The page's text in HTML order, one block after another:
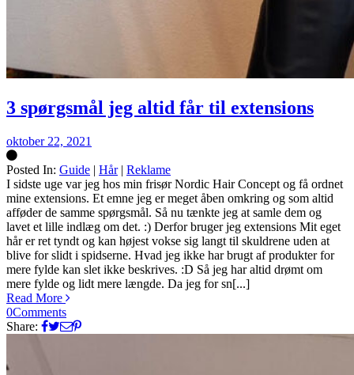
3 spørgsmål jeg altid får til extensions
oktober 22, 2021
Posted In: Guide | Hår| Reklame
Silke
I sidste uge var jeg hos min frisør Nordic Hair Concept og få ordnet
mine extensions. Et emne jeg er meget åben omkring og som altid
afføder de samme spørgsmål. Så nu tænkte jeg at samle dem og
lavet et lille indlæg om det. :) Derfor bruger jeg extensions Mit eget
hår er ret tyndt og kan højest vokse sig langt til skuldrene uden at
blive for slidt i spidserne. Hvad jeg ikke har brugt af produkter for
mere fylde kan slet ikke beskrives. :D Så jeg har altid drømt om
mere fylde og lidt mere længde. Da jeg for sn[...]
Read More
0Comments
Share: